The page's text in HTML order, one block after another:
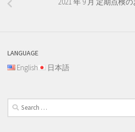
LANGUAGE
English 日本語
Search
for: